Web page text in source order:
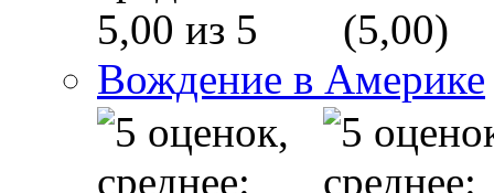
(5,00)
Вождение в Америке